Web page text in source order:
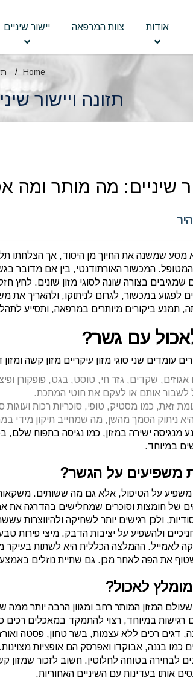
אודות צוות המרפאה יישור שיניים
Home
תזונה ויישור
שיניים: מה מותר ומה
מסע שמשנה את החיוך מן היסוד, אך הצלחתו
המכשור האורתודנטי, בין אם מדובר
שמגיבים בצורה שונה לסוגי מזון שונים. לחץ
לפגוע במכשור, לגרום לניתוקו, ולהאריך את
ביקורים מיותרים במרפאה, ותסייע
עם גשר?
עומדים שני סוגי מזון עיקריים מזון קשה ומזון
אגוזים, שקדים, גזר חי, טוסט, בגט, פופקורן
לשבור אותם או לעקם את חוטי המתכת.
זאת, כמו מסטיק, טופי, סוכריות רכות
ניתוק הסמך מהשן, מה שמחייב תיקון מידי
מנגיסה ישירה במזון, כמו נגיסה בתפוח
במיוחד.
משפיעים על הגשר?
על הטיפול, אלא גם מה ששותים. משקאות
של חומצות וסוכרים שמחלישים בהדרגה את
ולכן רגישים יותר לשחיקה
ולהשפיע על יציבות הדבק. מיצי פירות
לאמייל. ההמלצה הכללית היא לשתות
את הפה לאחר מכן. גם שתיית נוזלים
לאכול?
המזון המותר רחב ומגוון הרבה יותר
במיוחד, רצוי להתמקד במאכלים רכים
דגים רכים ללא עצמות, בשר טחון, פסטה
כמו בננה, אבוקדו ואפרסק הם אופציות
לבחירה בטוחה לחלוטין. חשוב לזכור שמזון
אותו בעדינות עם השיניים האחוריות.